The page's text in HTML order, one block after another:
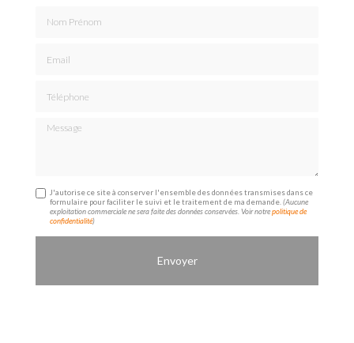
Message
J'autorise ce site à conserver l'ensemble des données transmises dans ce
formulaire pour faciliter le suivi et le traitement de ma demande.(Aucune
exploitation commerciale ne sera faite des données conservées. Voir notrepolitique de
confidentialité)